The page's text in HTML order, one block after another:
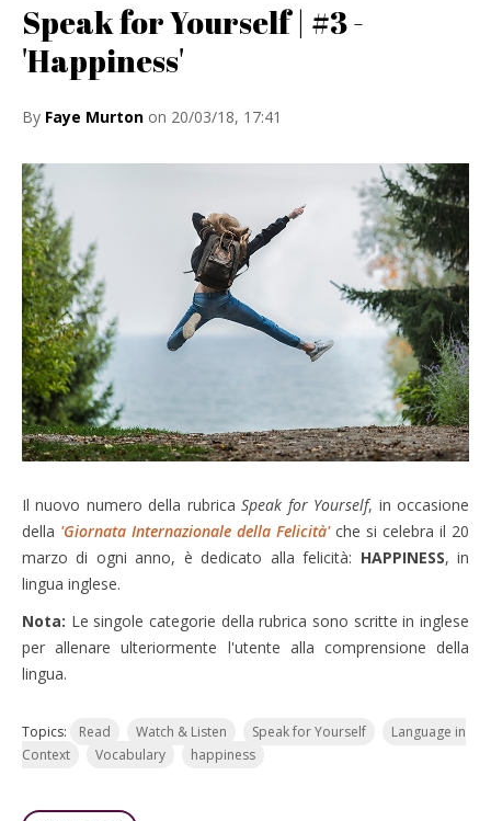
Speak for Yourself | #3 -
'Happiness'
By Faye Murton on 20/03/18, 17:41
Il nuovo numero della rubricaSpeak for Yourself, in occasione
della 'Giornata Internazionale della Felicità' che si celebra il 20
marzo di ogni anno, è dedicato alla felicità: HAPPINESS, in
lingua inglese.
Nota: Le singole categorie della rubrica sono scritte in inglese
per allenare ulteriormente l'utente alla comprensione della
lingua.
Topics: Read Watch & Listen Speak for Yourself
Language in
Context
Vocabulary happiness